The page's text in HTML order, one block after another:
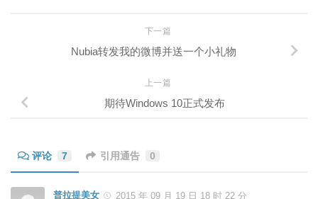
下一篇
Nubia转发我的微博并送一个小礼物
上一篇
期待Windows 10正式发布
评论 7 引用通告 0
普拉提美女
2015 年 09 月 19 日 18 时 22 分